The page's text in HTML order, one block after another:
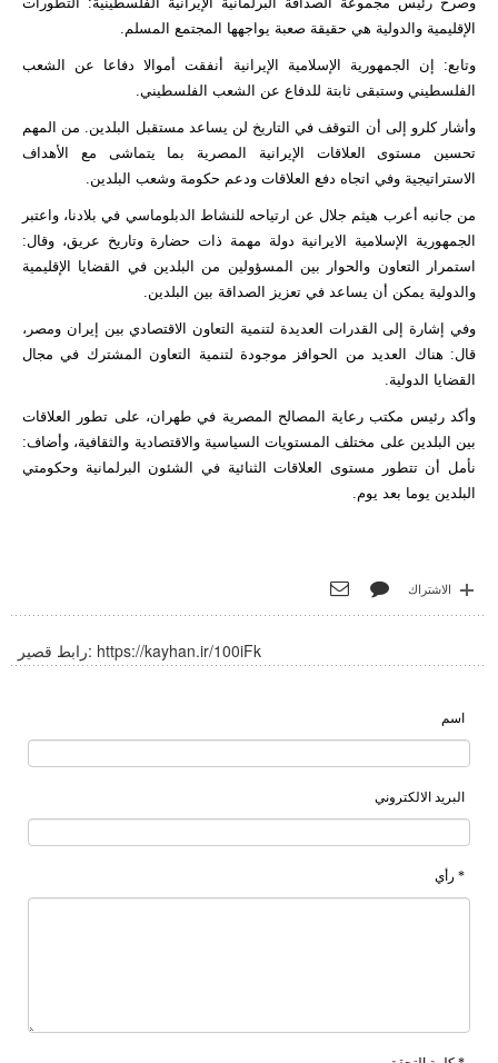
الإقليمية والدولية هي حقيقة صعبة يواجهها المجتمع المسلم.
وتابع: إن الجمهورية الإسلامية الإيرانية أنفقت أموالا دفاعا عن الشعب
الفلسطيني وستبقى ثابتة للدفاع عن الشعب الفلسطيني.
وأشار كلرو إلى أن التوقف في التاريخ لن يساعد مستقبل البلدين. من المهم
تحسين مستوى العلاقات الإيرانية المصرية بما يتماشى مع الأهداف
الاستراتيجية وفي اتجاه دفع العلاقات ودعم حكومة وشعب البلدين.
من جانبه أعرب هيثم جلال عن ارتياحه للنشاط الدبلوماسي في بلادنا، واعتبر
الجمهورية الإسلامية الايرانية دولة مهمة ذات حضارة وتاريخ عريق، وقال:
استمرار التعاون والحوار بين المسؤولين من البلدين في القضايا الإقليمية
والدولية يمكن أن يساعد في تعزيز الصداقة بين البلدين.
وفي إشارة إلى القدرات العديدة لتنمية التعاون الاقتصادي بين إيران ومصر،
قال: هناك العديد من الحوافز موجودة لتنمية التعاون المشترك في مجال
القضايا الدولية.
وأكد رئيس مكتب رعاية المصالح المصرية في طهران، على تطور العلاقات
بين البلدين على مختلف المستويات السياسية والاقتصادية والثقافية، وأضاف:
نأمل أن تتطور مستوى العلاقات الثنائية في الشئون البرلمانية وحكومتي
البلدين يوما بعد يوم.
الاشتراك
رابط قصير: https://kayhan.ir/100iFk
اسم
البريد الالكتروني
* رأي